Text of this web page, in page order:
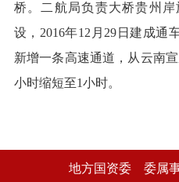
桥。二航局负责大桥贵州
设，2016年12月29日建成通
新增一条高速通道，从云南
小时缩短至1小时。
地方国资委 委属